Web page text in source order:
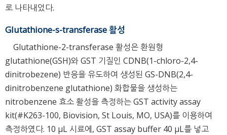
로 나타내었다.
Glutathione-s-transferase 활성
Glutathione-2-transferase 활성은 환원형
glutathione(GSH)와 GST 기질인 CDNB(1-chloro-2,4-
dinitrobezene) 반응을 유도하여 생성된 GS-DNB(2,4-
dinitrobenzene glutathione) 화합물을 생성하는
nitrobenzene 효소 활성을 측정하는 GST activity assay
kit(#K263-100, Biovision, St Louis, MO, USA)를 이용하여
측정하였다. 10 μL 시료에, GST assay buffer 40 μL를 넣고